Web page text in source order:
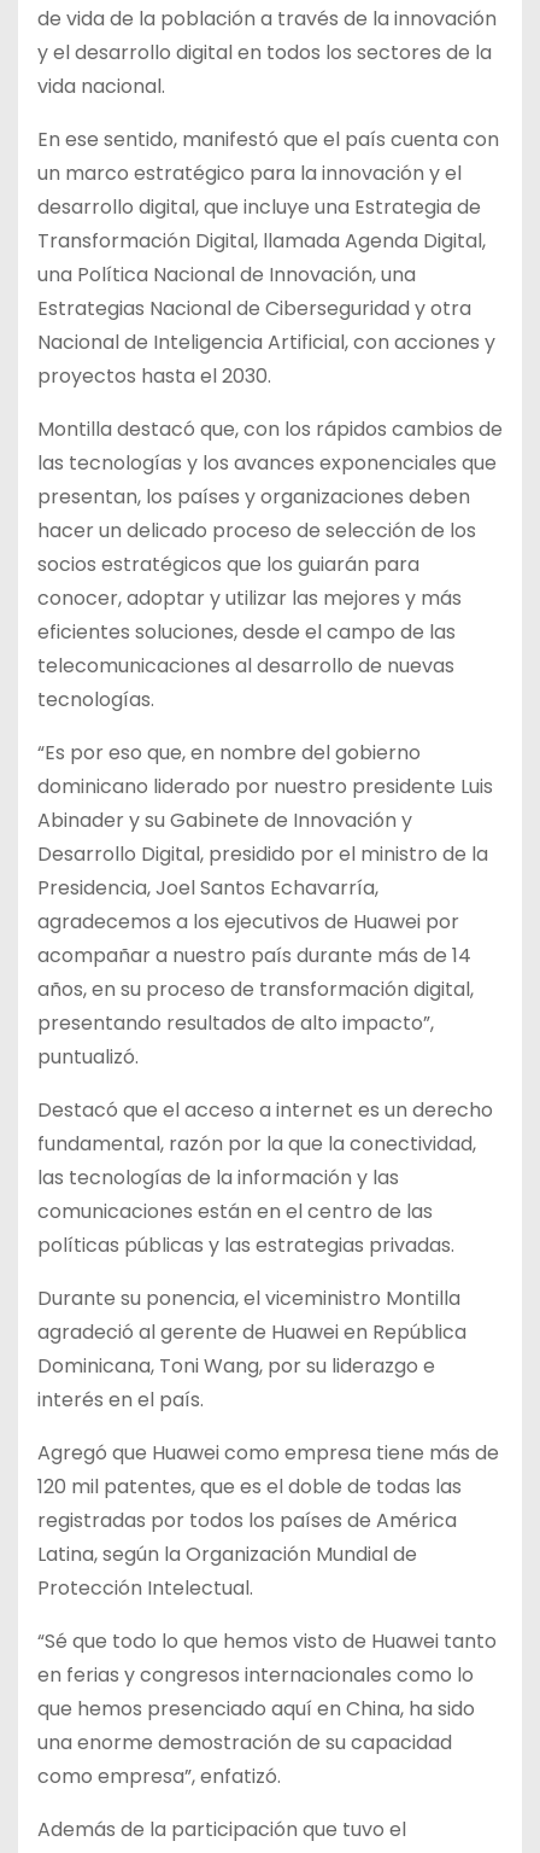
de vida de la población a través de la innovación
y el desarrollo digital en todos los sectores de la
vida nacional.
En ese sentido, manifestó que el país cuenta con
un marco estratégico para la innovación y el
desarrollo digital, que incluye una Estrategia de
Transformación Digital, llamada Agenda Digital,
una Política Nacional de Innovación, una
Estrategias Nacional de Ciberseguridad y otra
Nacional de Inteligencia Artificial, con acciones y
proyectos hasta el 2030.
Montilla destacó que, con los rápidos cambios de
las tecnologías y los avances exponenciales que
presentan, los países y organizaciones deben
hacer un delicado proceso de selección de los
socios estratégicos que los guiarán para
conocer, adoptar y utilizar las mejores y más
eficientes soluciones, desde el campo de las
telecomunicaciones al desarrollo de nuevas
tecnologías.
“Es por eso que, en nombre del gobierno
dominicano liderado por nuestro presidente Luis
Abinader y su Gabinete de Innovación y
Desarrollo Digital, presidido por el ministro de la
Presidencia, Joel Santos Echavarría,
agradecemos a los ejecutivos de Huawei por
acompañar a nuestro país durante más de 14
años, en su proceso de transformación digital,
presentando resultados de alto impacto”,
puntualizó.
Destacó que el acceso a internet es un derecho
fundamental, razón por la que la conectividad,
las tecnologías de la información y las
comunicaciones están en el centro de las
políticas públicas y las estrategias privadas.
Durante su ponencia, el viceministro Montilla
agradeció al gerente de Huawei en República
Dominicana, Toni Wang, por su liderazgo e
interés en el país.
Agregó que Huawei como empresa tiene más de
120 mil patentes, que es el doble de todas las
registradas por todos los países de América
Latina, según la Organización Mundial de
Protección Intelectual.
“Sé que todo lo que hemos visto de Huawei tanto
en ferias y congresos internacionales como lo
que hemos presenciado aquí en China, ha sido
una enorme demostración de su capacidad
como empresa”, enfatizó.
Además de la participación que tuvo el